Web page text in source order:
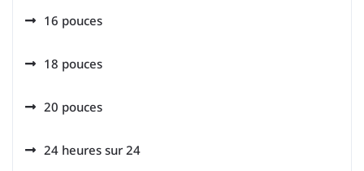
16 pouces
18 pouces
20 pouces
24 heures sur 24